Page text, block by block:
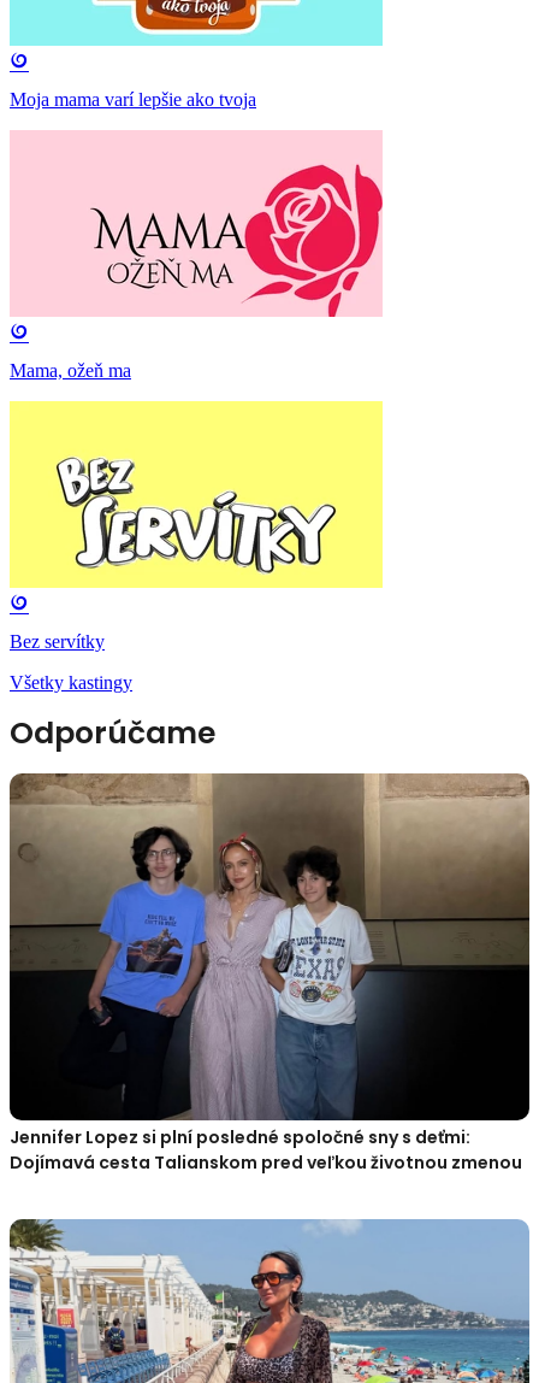
Moja mama varí lepšie ako tvoja
Mama, ožeň ma
Bez servítky
Všetky kastingy
Odporúčame
Jennifer Lopez si plní posledné spoločné sny s deťmi:
Dojímavá cesta Talianskom pred veľkou životnou zmenou